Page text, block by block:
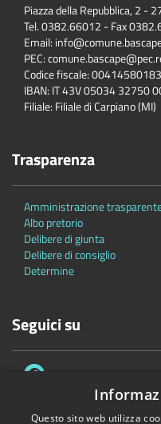
Piazza della Repubblica, 2 -
Tel. 0382.66012 - Fax
Email:
PEC:
Codice fiscale: 00414580183
IBAN: IT 43V 05034 32750
Filiale: Filiale di Carpiano (MI)
Trasparenza
Amministrazione
Albo pretorio
Delibere di giunta
Delibere di consiglio
Determine
Seguici su
Questo sito web utilizza